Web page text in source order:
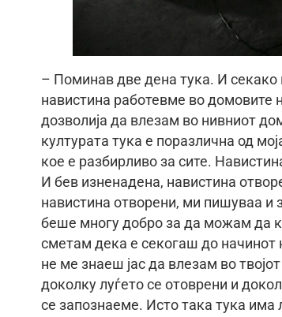
– Поминав две дена тука. И секако
навистина работевме во домовите
дозволија да влезам во нивниот
културата тука е поразлична од
кое е разбирливо за сите.
И бев изненадена, навистина
навистина отворени, ми пишуваа и
беше многу добро за да можам да
сметам дека е секогаш до начинот
не ме знаеш јас да влезам во
доколку луѓето се отоврени и
се запознаеме. Исто така тука има